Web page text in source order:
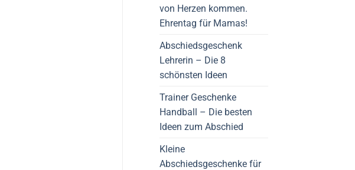
von Herzen kommen.
Ehrentag für Mamas!
Abschiedsgeschenk
Lehrerin – Die 8
schönsten Ideen
Trainer Geschenke
Handball – Die besten
Ideen zum Abschied
Kleine
Abschiedsgeschenke für